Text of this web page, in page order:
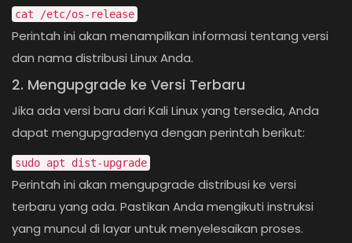
cat /etc/os-release
Perintah ini akan menampilkan informasi tentang versi
dan nama distribusi Linux Anda.
2. Mengupgrade ke Versi Terbaru
Jika ada versi baru dari Kali Linux yang tersedia, Anda
dapat mengupgradenya dengan perintah berikut:
sudo apt dist-upgrade
Perintah ini akan mengupgrade distribusi ke versi
terbaru yang ada. Pastikan Anda mengikuti instruksi
yang muncul di layar untuk menyelesaikan proses.